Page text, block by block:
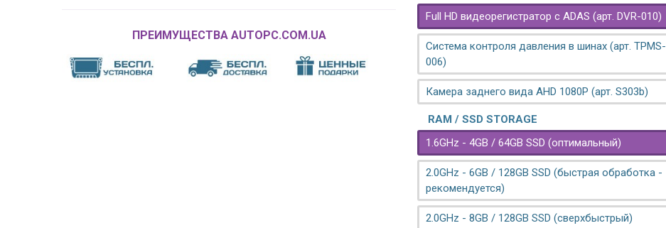
ПРЕИМУЩЕСТВА AUTOPC.COM.UA
Full HD видеорегистратор с ADAS (арт. DVR-010)
Система контроля давления в шинах (арт. TPMS-
006)
Камера заднего вида AHD 1080P (арт. S303b)
RAM / SSD STORAGE
1.6GHz - 4GB / 64GB SSD (оптимальный)
2.0GHz - 6GB / 128GB SSD (быстрая обработка -
рекомендуется)
2.0GHz - 8GB / 128GB SSD (сверхбыстрый)